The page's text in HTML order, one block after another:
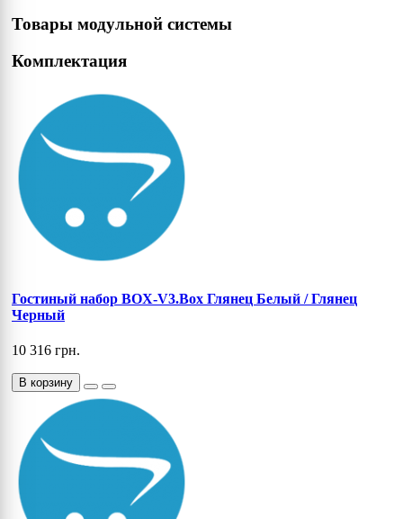
Товары модульной системы
Комплектация
Гостиный набор BOX-V3.Box Глянец Белый / Глянец
Черный
10 316 грн.
В корзину